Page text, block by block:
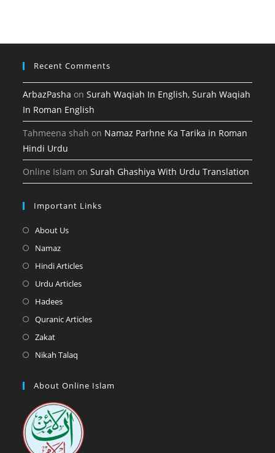
tab
Recent Comments
ArbazPasha onSurah Waqiah In English, Surah Waqiah
In Roman English
Tahmeena shah on Namaz Parhne Ka Tarika in Roman
Hindi Urdu
Online Islam onSurah Ghashiya With Urdu Translation
Important Links
About UsOpens
a
tab
NamazOpens
in
tab
Hindi ArticlesOpens
tab
Urdu ArticlesOpens
a
HadeesOpens
in
tab
Quranic ArticlesOpens
tab
ZakatOpens
in
new
Nikah Talaq
a
tab
About Online Islam